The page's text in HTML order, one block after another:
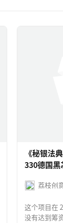
《秘银法
330德国黑
荔枝创
这个项目在
没有达到筹